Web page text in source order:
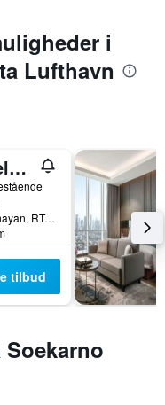
i
Lufthavn
Artotel Gelora Senayan Jakarta
Jl. Pintu Satu Senayan, RT.1/RW.3, Jakarta, Indonesien
tilbud